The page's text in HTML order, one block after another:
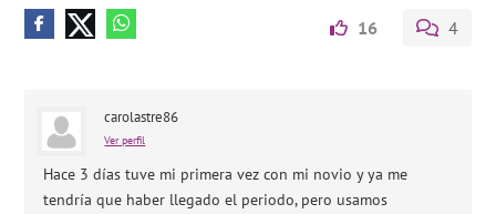
16 4
carolastre86
Ver perfil
Hace 3 días tuve mi primera vez con mi novio y ya me
tendría que haber llegado el periodo, pero usamos